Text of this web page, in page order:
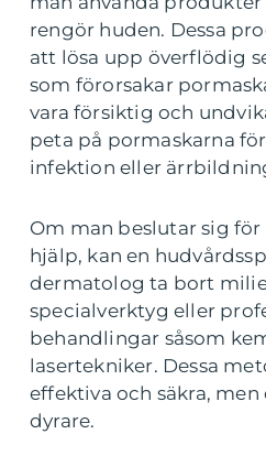
rengör huden. Dessa
att lösa upp överflödig
som förorsakar
vara försiktig och
peta på pormaskarna
infektion eller
Om man beslutar sig
hjälp, kan en
dermatolog ta bort
specialverktyg eller
behandlingar såsom
lasertekniker. Dessa
effektiva och säkra, men
dyrare.